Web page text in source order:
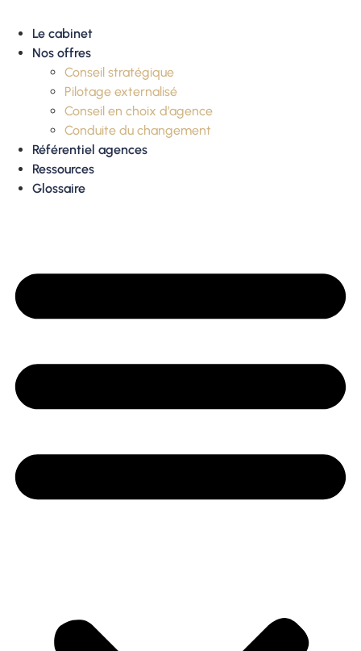
Le cabinet
Nos offres
Conseil stratégique
Pilotage externalisé
Conseil en choix d’agence
Conduite du changement
Référentiel agences
Ressources
Glossaire